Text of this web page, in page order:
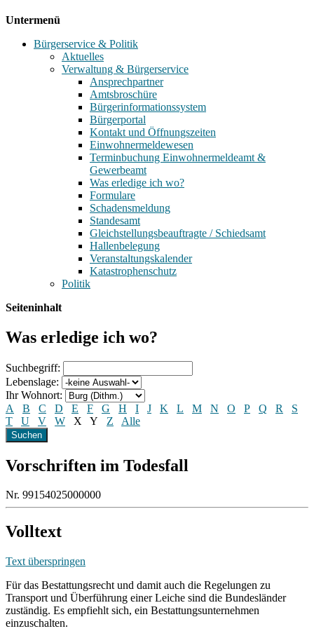
Untermenü
Bürgerservice & Politik
Aktuelles
Verwaltung & Bürgerservice
Ansprechpartner
Amtsbroschüre
Bürgerinformationssystem
Bürgerportal
Kontakt und Öffnungszeiten
Einwohnermeldewesen
Terminbuchung Einwohnermeldeamt &
Gewerbeamt
Was erledige ich wo?
Formulare
Schadensmeldung
Standesamt
Gleichstellungsbeauftragte / Schiedsamt
Hallenbelegung
Veranstaltungskalender
Katastrophenschutz
Politik
Seiteninhalt
Was erledige ich wo?
Suchbegriff:
Lebenslage:
Ihr Wohnort:
A
B C D E F G H I J K L M N O P Q R
S
T
U V W X Y Z Alle
Vorschriften im Todesfall
Nr. 99154025000000
Volltext
Text überspringen
Für das Bestattungsrecht und damit auch die Regelungen zu
Transport und Überführung einer Leiche sind die Bundesländer
zuständig. Es empfiehlt sich, ein Bestattungsunternehmen
einzuschalten.